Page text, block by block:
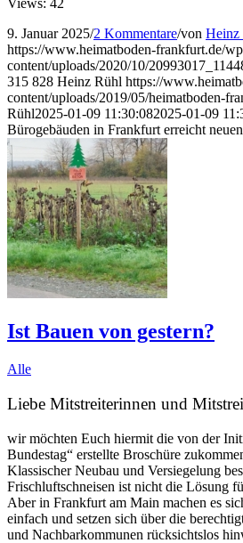
Views: 42
9. Januar 2025/2 Kommentare/von Heinz
https://www.heimatboden-frankfurt.de/
content/uploads/2020/10/
315 828 Heinz Rühl https://
content/uploads/2019/05/heimatboden-
Rühl2025-01-09 11:30:082025-01-09
Bürogebäuden in Frankfurt erreicht
Ist Bauen von gestern?
Alle
Liebe Mitstreiterinnen und
wir möchten Euch hiermit die von der
Bundestag“ erstellte Broschüre
Klassischer Neubau und Versiegelung
Frischluftschneisen ist nicht die Lösung
Aber in Frankfurt am Main machen es
einfach und setzen sich über die
und Nachbarkommunen rücksichtslos